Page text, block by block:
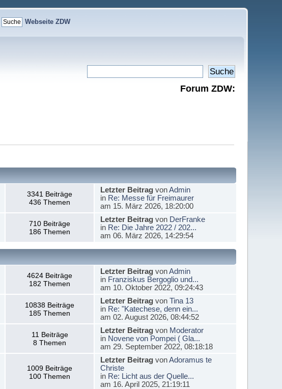
Webseite ZDW
Forum ZDW:
3341 Beiträge
436 Themen
Letzter BeitragvonAdmin
in Re: Messe für Freimaurer
am 15. März 2026, 18:20:00
710 Beiträge
186 Themen
Letzter Beitragvon DerFranke
in Re: Die Jahre 2022 / 202...
am 06. März 2026, 14:29:54
4624 Beiträge
182 Themen
Letzter BeitragvonAdmin
in Franziskus Bergoglio und...
am 10. Oktober 2022, 09:24:43
10838 Beiträge
185 Themen
Letzter Beitragvon Tina 13
in Re: "Katechese, denn ein...
am 02. August 2026, 08:44:52
11 Beiträge
8 Themen
Letzter Beitragvon Moderator
in Novene von Pompei ( Gla...
am 29. September 2022, 08:18:18
1009 Beiträge
100 Themen
Letzter BeitragvonAdoramus te
Christe
in Re: Licht aus der Quelle...
am 16. April 2025, 21:19:11